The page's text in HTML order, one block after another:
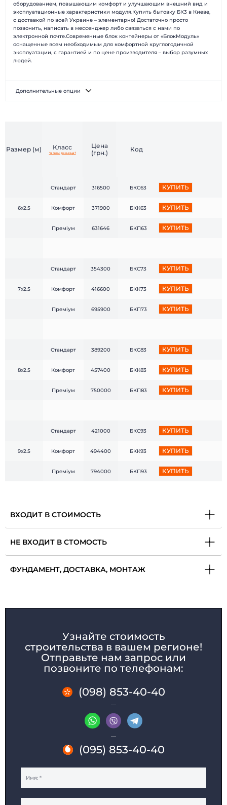
ДОМА МОДУЛЬНЫЕ
КАРКАСНЫЕ ДОМА
МОДУЛЬНЫЕ ПРАЧЕЧНЫЕ
ТОРГОВЫЕ ПАВИЛЬОНЫ
МОДУЛЬНЫЕ ЗДАНИЯ
МОДУЛЬНЫЕ ГОСТИНИЦЫ
МОДУЛЬНЫЕ ЦЕХА
ГОРОДКИ
ГЛЭМПИНГ
оборудованием, повышающим комфорт и улучшающим внешний вид и
эксплуатационные характеристики модуля.Купить бытовку БК3 в Киеве,
с доставкой по всей Украине – элементарно! Достаточно просто
позвонить, написать в мессенджер либо связаться с нами по
электронной почте.Современные блок контейнеры от «БлокМодуль»
оснащенные всем необходимым для комфортной круглогодичной
эксплуатации, с гарантией и по цене производителя – выбор разумных
людей.
Дополнительные опции
Размер (м) Класс
*в чем разница?
Цена
(грн.)
Код
Стандарт 316500 БКС63 КУПИТЬ
6х2.5 Комфорт 371900 БКК63 КУПИТЬ
Преміум 631646 БКП63 КУПИТЬ
Стандарт 354300 БКС73 КУПИТЬ
7х2.5 Комфорт 416600 БКК73 КУПИТЬ
Преміум 695900 БКП73 КУПИТЬ
Стандарт 389200 БКС83 КУПИТЬ
8х2.5 Комфорт 457400 БКК83 КУПИТЬ
Преміум 750000 БКП83 КУПИТЬ
Стандарт 421000 БКС93 КУПИТЬ
9х2.5 Комфорт 494400 БКК93 КУПИТЬ
Преміум 794000 БКП93 КУПИТЬ
ВХОДИТ В СТОИМОСТЬ
НЕ ВХОДИТ В СТОМОСТЬ
ФУНДАМЕНТ, ДОСТАВКА, МОНТАЖ
Узнайте стоимость
строительства в вашем регионе!
Отправьте нам запрос или
позвоните по телефонам:
(098) 853-40-40
(095) 853-40-40